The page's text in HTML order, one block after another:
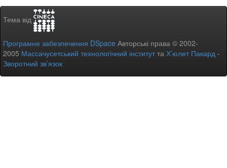
Тема від
Програмне забезпечення DSpace Авторські права © 2002-
2005 Массачусетський технологічний інститутта Х’юлет Пакард -
Зворотний зв’язок